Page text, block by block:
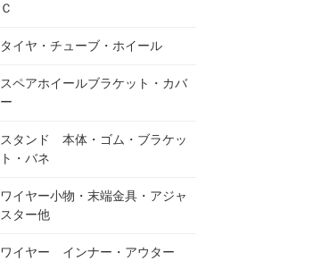
Ｃ
タイヤ・チューブ・ホイール
スペアホイールブラケット・カバ
ー
スタンド 本体・ゴム・ブラケッ
ト・バネ
ワイヤー小物・末端金具・アジャ
スター他
ワイヤー インナー・アウター